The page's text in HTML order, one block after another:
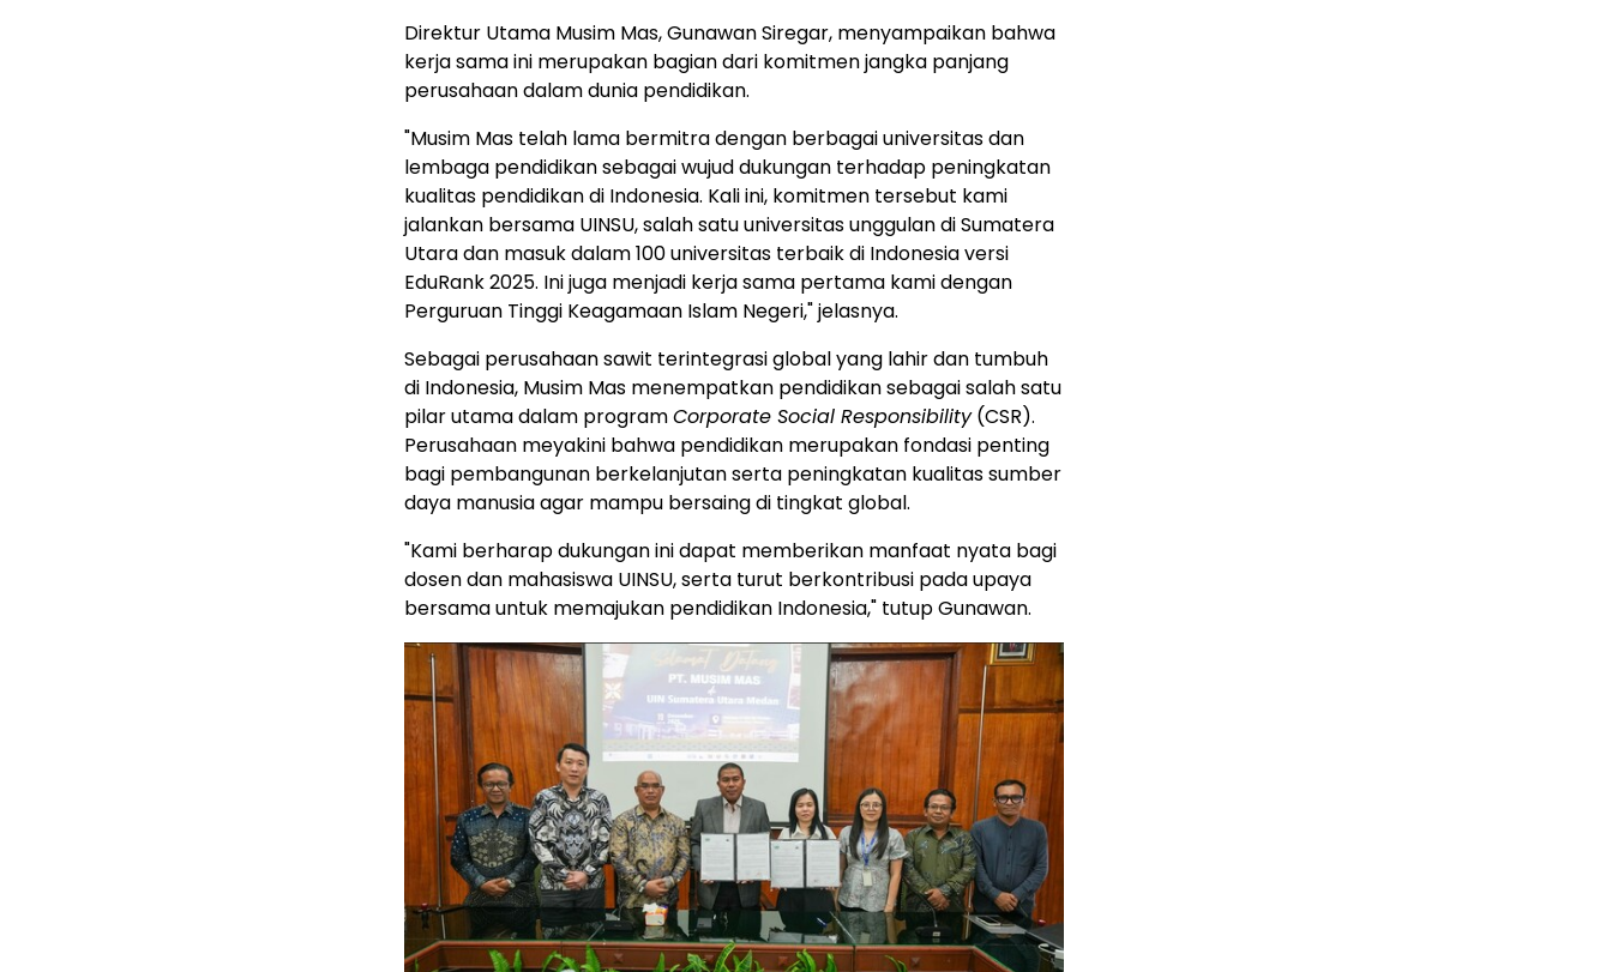
Direktur Utama Musim Mas,Gunawan Siregar, menyampaikan bahwa
kerja sama ini merupakan bagian dari komitmen jangka panjang
perusahaan dalam dunia pendidikan.
"Musim Mas telah lama bermitra dengan berbagai universitas dan
lembaga pendidikan sebagai wujud dukungan terhadap peningkatan
kualitas pendidikan di Indonesia. Kali ini, komitmen tersebut kami
jalankan bersama UINSU, salah satu universitas unggulan di Sumatera
Utara dan masuk dalam 100 universitas terbaik di Indonesiaversi
EduRank 2025. Ini juga menjadi kerja sama pertama kami dengan
Perguruan Tinggi Keagamaan Islam Negeri," jelasnya.
Sebagai perusahaan sawit terintegrasi global yang lahir dan tumbuh
di Indonesia, Musim Mas menempatkan pendidikan sebagai salah satu
pilar utama dalam programCorporate Social Responsibility(CSR).
Perusahaan meyakini bahwa pendidikan merupakan fondasi penting
bagi pembangunan berkelanjutan serta peningkatan kualitas sumber
daya manusia agar mampu bersaing di tingkat global.
"Kami berharap dukungan ini dapat memberikan manfaat nyata bagi
dosen dan mahasiswa UINSU, serta turut berkontribusi pada upaya
bersama untuk memajukan pendidikan Indonesia," tutup Gunawan.